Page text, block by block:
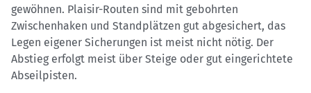
gewöhnen. Plaisir-Routen sind mit gebohrten
Zwischenhaken und Standplätzen gut abgesichert, das
Legen eigener Sicherungen ist meist nicht nötig. Der
Abstieg erfolgt meist über Steige oder gut eingerichtete
Abseilpisten.